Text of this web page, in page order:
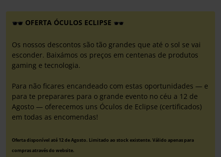
OFERTA ÓCULOS ECLIPSE
Os nossos descontos são tão grandes que até o sol se vai
esconder. Baixámos os preços em centenas de produtos
gaming e tecnologia.
Para não ficares encandeado com estas oportunidades — e
para te preparares para o grande evento no céu a 12 de
Agosto — oferecemos uns Óculos de Eclipse (certificados)
em todas as encomendas!
Oferta disponível até 12 de Agosto. Limitado ao stock existente. Válido apenas para
compras através do website.